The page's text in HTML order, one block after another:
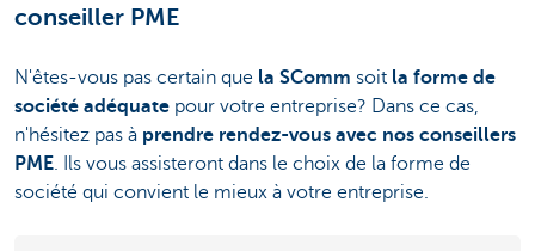
conseiller PME
N'êtes-vous pas certain que la SComm soit la forme de
société adéquate pour votre entreprise? Dans ce cas,
n'hésitez pas à prendre rendez-vous avec nos conseillers
PME. Ils vous assisteront dans le choix de la forme de
société qui convient le mieux à votre entreprise.